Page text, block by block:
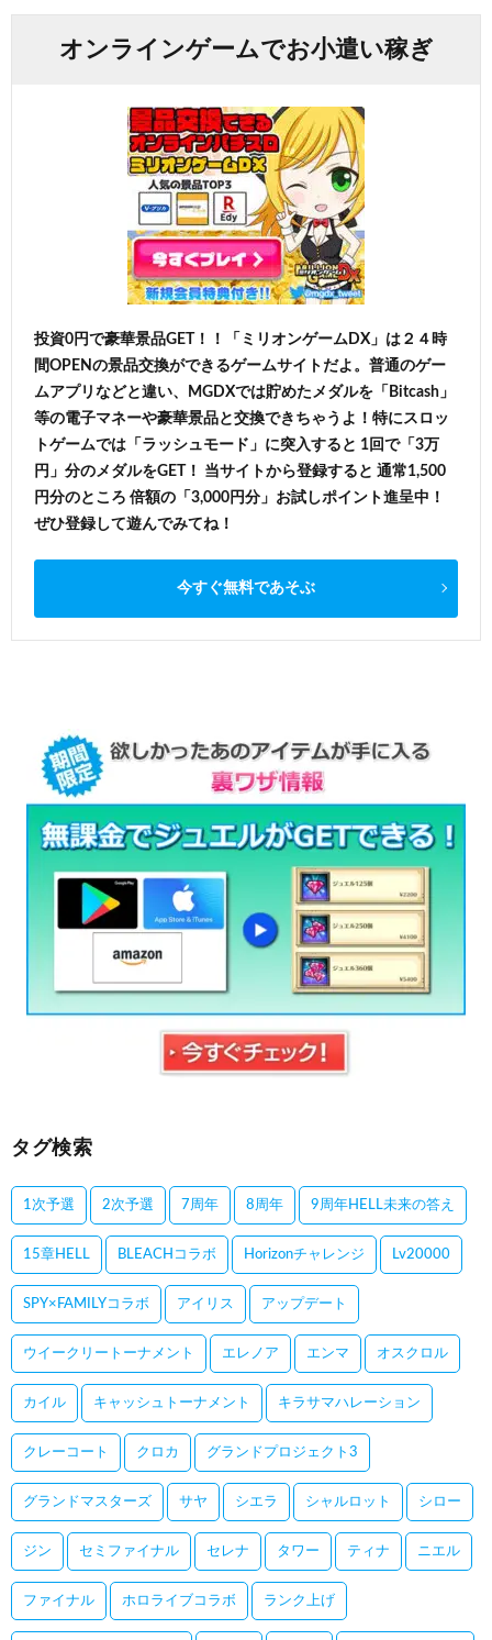
オンラインゲームでお小遣い稼ぎ
投資0円で豪華景品GET！！「ミリオンゲームDX」は２４時
間OPENの景品交換ができるゲームサイトだよ。普通のゲー
ムアプリなどと違い、MGDXでは貯めたメダルを「Bitcash」
等の電子マネーや豪華景品と交換できちゃうよ！特にスロッ
トゲームでは「ラッシュモード」に突入すると 1回で「3万
円」分のメダルをGET！ 当サイトから登録すると 通常1,500
円分のところ 倍額の「3,000円分」お試しポイント進呈中！
ぜひ登録して遊んでみてね！
今すぐ無料であそぶ
タグ検索
1次予選 2次予選 7周年 8周年 9周年HELL未来の答え
15章HELL BLEACHコラボ Horizonチャレンジ Lv20000
SPY×FAMILYコラボ アイリス アップデート
ウイークリートーナメント エレノア エンマ オスクロル
カイル キャッシュトーナメント キラサマハレーション
クレーコート クロカ グランドプロジェクト3
グランドマスターズ サヤ シエラ シャルロット シロー
ジン セミファイナル セレナ タワー ティナ ニエル
ファイナル ホロライブコラボ ランク上げ